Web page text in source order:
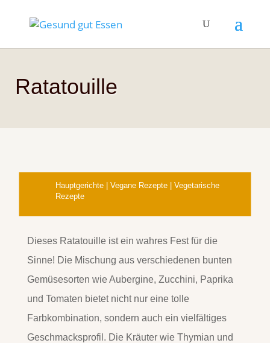
Ratatouille
Hauptgerichte| Vegane Rezepte| Vegetarische
Rezepte
Dieses Ratatouille ist ein wahres Fest für die
Sinne! Die Mischung aus verschiedenen bunten
Gemüsesorten wie Aubergine, Zucchini, Paprika
und Tomaten bietet nicht nur eine tolle
Farbkombination, sondern auch ein vielfältiges
Geschmacksprofil. Die Kräuter wie Thymian und